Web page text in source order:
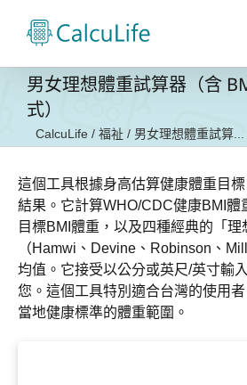
男女理想體重試算器（含
式）
CalcuLife / 福祉 / 男女理想體重試算...
這個工具根據身高估算健康體重目
結果。它計算WHO/CDC健康BMI體
目標BMI體重，以及四種經典的「
（Hamwi、Devine、Robinson、
均值。它接受以公分或英尺/英寸輸
您。這個工具特別適合台灣的使用
當地健康標準的體重範圍。